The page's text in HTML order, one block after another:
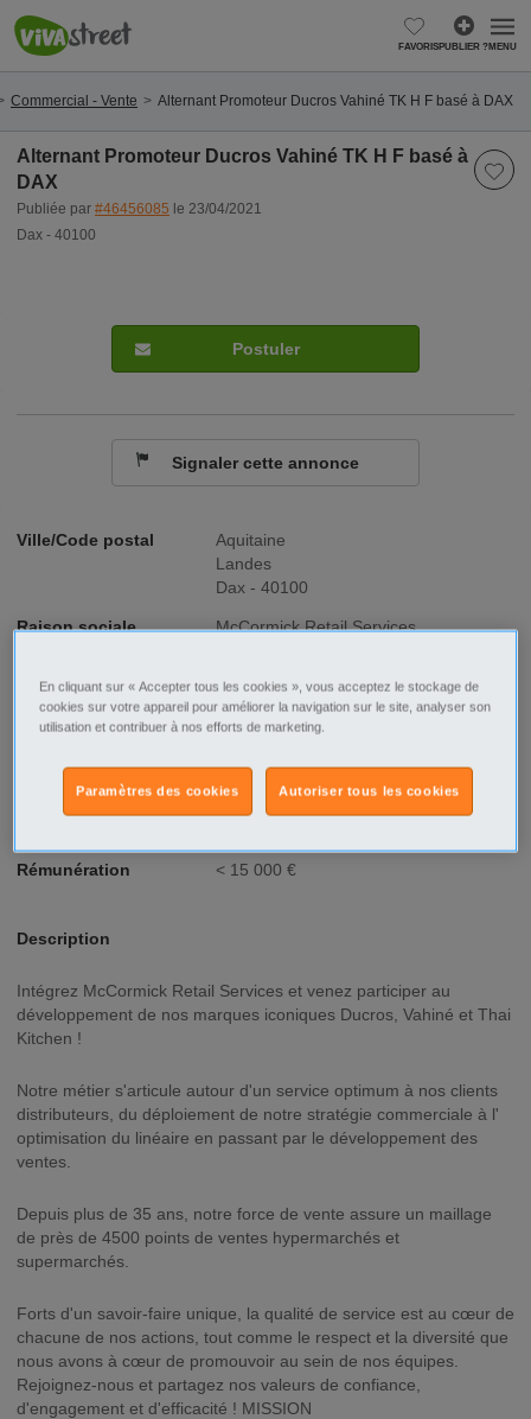
FAVORISPUBLIER ?MENU
Commercial - Vente Alternant Promoteur Ducros Vahiné TK H F basé à DAX
Alternant Promoteur Ducros Vahiné TK H F basé à
DAX
Publiée par #46456085 le 23/04/2021
Dax - 40100
Ville/Code postal
Aquitaine
Landes
Dax - 40100
Raison sociale McCormick Retail Services
Fonction Commercial - Vente
Type de contrat Stage-Alternance
Type d'emploi Temps plein
Rémunération < 15 000 €
Description
Intégrez McCormick Retail Services et venez participer au
développement de nos marques iconiques Ducros, Vahiné et Thai
Kitchen !
Notre métier s'articule autour d'un service optimum à nos clients
distributeurs, du déploiement de notre stratégie commerciale à l'
optimisation du linéaire en passant par le développement des
ventes.
Depuis plus de 35 ans, notre force de vente assure un maillage
de près de 4500 points de ventes hypermarchés et
supermarchés.
Forts d'un savoir-faire unique, la qualité de service est au cœur de
chacune de nos actions, tout comme le respect et la diversité que
nous avons à cœur de promouvoir au sein de nos équipes.
Rejoignez-nous et partagez nos valeurs de confiance,
d'engagement et d'efficacité ! MISSION
Postuler
Signaler cette annonce
En cliquant sur « Accepter tous les cookies », vous acceptez le stockage de
cookies sur votre appareil pour améliorer la navigation sur le site, analyser son
utilisation et contribuer à nos efforts de marketing.
Autoriser tous les cookies
Paramètres des cookies